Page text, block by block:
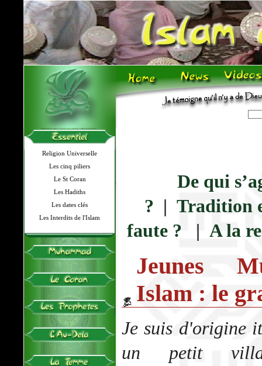
Religion Universelle
Les cinq piliers
Le St Coran
Les Hadiths
Les dates clés
Les Interdits de l'Islam
De qui
? | Tradition
faute ?
| A la
Jeunes
Islam : le
Je suis d'origine
un petit